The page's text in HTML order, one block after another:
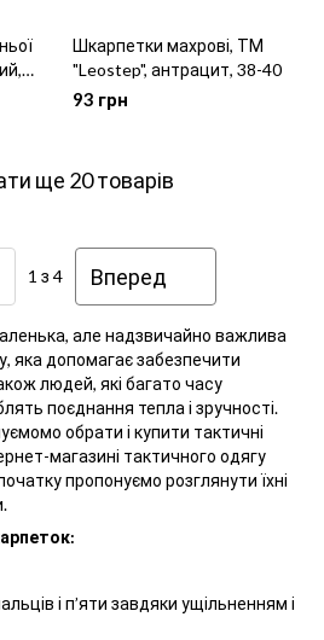
Шкарпетки махрові, ТМ
"Leostep", антрацит, 38-40
93 грн
ще 20 товарів
1 з 4 Вперед
але надзвичайно важлива
яка допомагає забезпечити
людей, які багато часу
поєднання тепла і зручності.
обрати і купити тактичні
магазині тактичного одягу
пропонуємо розглянути їхні
і п’яти завдяки ущільненням і